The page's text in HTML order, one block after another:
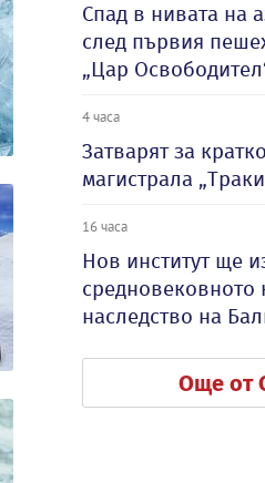
Спад в нивата на
след първия
„Цар
4 часа
Затварят за
магистрала
16 часа
Нов институт ще
средновековното
наследство на
Още от